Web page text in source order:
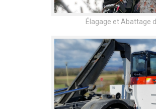
Élagage et Abattage